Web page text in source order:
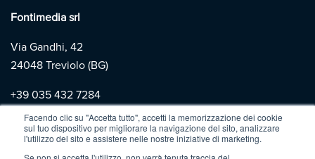
Facendo clic su "Accetta tutto", accetti la memorizzazione dei cookie
sul tuo dispositivo per migliorare la navigazione del sito, analizzare
l'utilizzo del sito e assistere nelle nostre iniziative di marketing.
Fontimedia srl
Via Gandhi, 42
24048 Treviolo (BG)
+39 035 432 7284
Copyright 2026 | Fontimedia |P.IVA: 03997730167 |